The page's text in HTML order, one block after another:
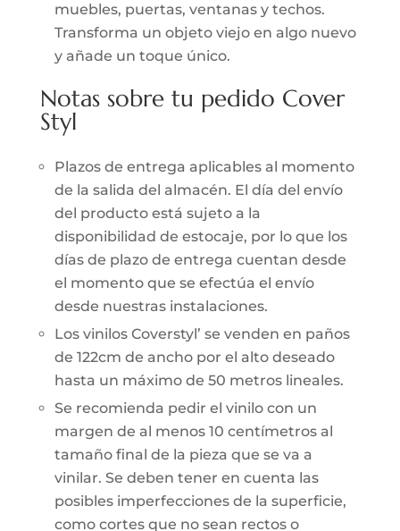
muebles, puertas, ventanas y techos.
Transforma un objeto viejo en algo nuevo
y añade un toque único.
Notas sobre tu pedido Cover
Styl
Plazos de entrega aplicables al momento
de la salida del almacén. El día del envío
del producto está sujeto a la
disponibilidad de estocaje, por lo que los
días de plazo de entrega cuentan desde
el momento que se efectúa el envío
desde nuestras instalaciones.
Los vinilos Coverstyl’ se venden en paños
de 122cm de ancho por el alto deseado
hasta un máximo de 50 metros lineales.
Se recomienda pedir el vinilo con un
margen de al menos 10 centímetros al
tamaño final de la pieza que se va a
vinilar. Se deben tener en cuenta las
posibles imperfecciones de la superficie,
como cortes que no sean rectos o